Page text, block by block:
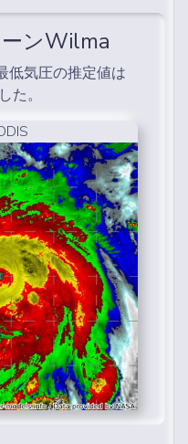
ンWilma
低気圧の推定値は
た。